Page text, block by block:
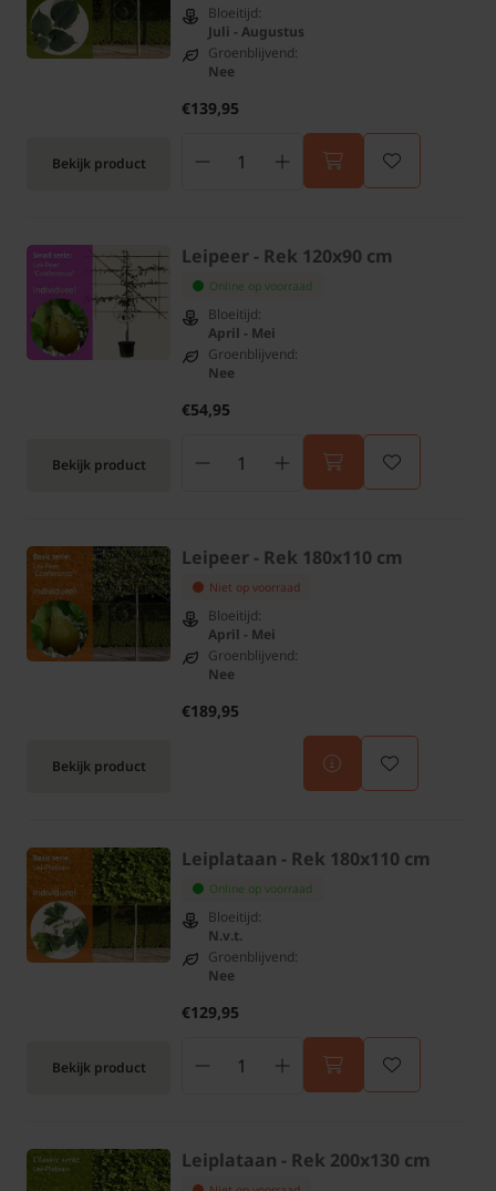
Bekijk product
Bloeitijd:
Juli - Augustus
Groenblijvend:
Nee
€139,95
Bekijk product
Leipeer - Rek 120x90 cm
Online op voorraad
Bloeitijd:
April - Mei
Groenblijvend:
Nee
€54,95
Bekijk product
Leipeer - Rek 180x110 cm
Niet op voorraad
Bloeitijd:
April - Mei
Groenblijvend:
Nee
€189,95
Bekijk product
Leiplataan - Rek 180x110 cm
Online op voorraad
Bloeitijd:
N.v.t.
Groenblijvend:
Nee
€129,95
Leiplataan - Rek 200x130 cm